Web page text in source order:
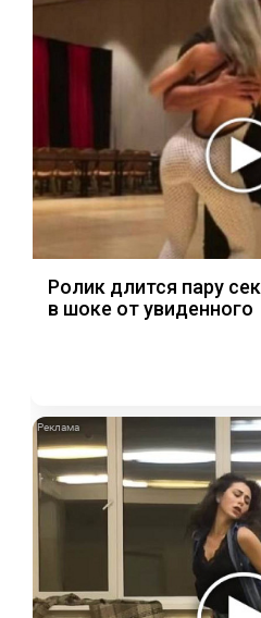
Ролик длится пару
в шоке от увиденного